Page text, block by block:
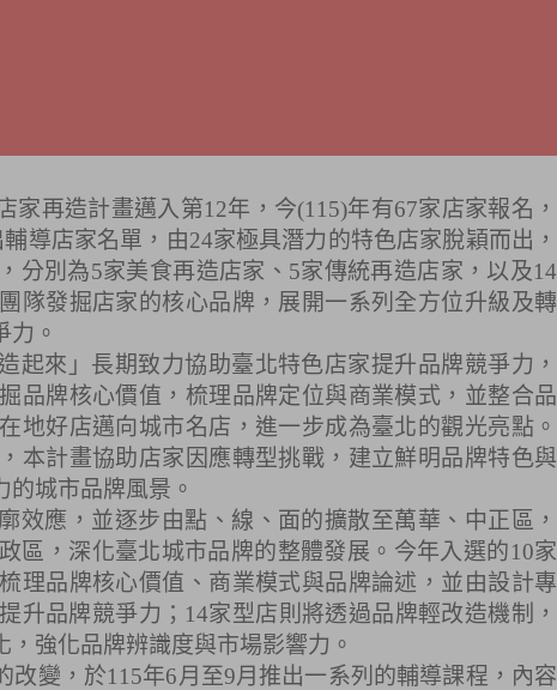
再造計畫邁入第12年，今(115)年有67家店家報名，
導店家名單，由24家極具潛力的特色店家脫穎而出，
分別為5家美食再造店家、5家傳統再造店家，以及14
隊發掘店家的核心品牌，展開一系列全方位升級及轉
力。
起來」長期致力協助臺北特色店家提升品牌競爭力，
品牌核心價值，梳理品牌定位與商業模式，並整合品
地好店邁向城市名店，進一步成為臺北的觀光亮點。
本計畫協助店家因應轉型挑戰，建立鮮明品牌特色與
城市品牌風景。
效應，並逐步由點、線、面的擴散至萬華、中正區，
區，深化臺北城市品牌的整體發展。今年入選的10家
理品牌核心價值、商業模式與品牌論述，並由設計專
升品牌競爭力；14家型店則將透過品牌輕改造機制，
強化品牌辨識度與市場影響力。
變，於115年6月至9月推出一系列的輔導課程，內容